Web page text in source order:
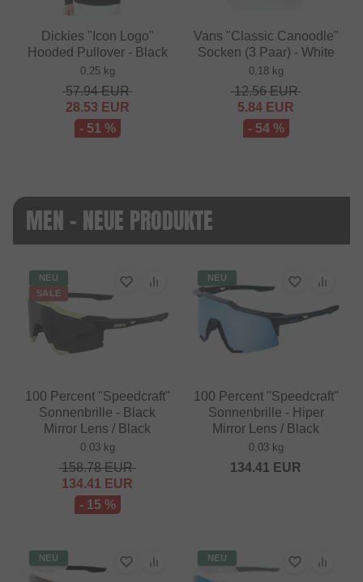
Dickies "Icon Logo"
Hooded Pullover - Black
0.25 kg
57.94EUR
28.53 EUR
- 51 %
Vans "Classic Canoodle"
Socken (3 Paar) - White
0.18 kg
12.56EUR
5.84 EUR
- 54 %
MEN - NEUE PRODUKTE
NEU
SALE
100 Percent "Speedcraft"
Sonnenbrille - Black
Mirror Lens / Black
0.03 kg
158.78EUR
134.41 EUR
- 15 %
NEU
100 Percent "Speedcraft"
Sonnenbrille - Hiper
Mirror Lens / Black
0.03 kg
134.41 EUR
NEU NEU